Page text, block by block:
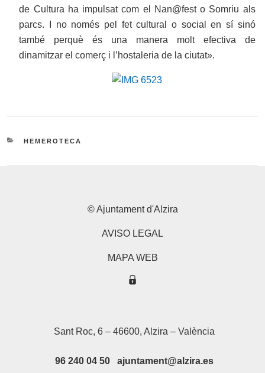
de Cultura ha impulsat com el Nan@fest o Somriu als
parcs. I no només pel fet cultural o social en sí sinó
també perquè és una manera molt efectiva de
dinamitzar el comerç i l’hostaleria de la ciutat».
CATEGORIES
HEMEROTECA
© Ajuntament d'Alzira
AVISO LEGAL
MAPA WEB
Sant Roc, 6 – 46600, Alzira – València
96 240 04 50 ajuntament@alzira.es